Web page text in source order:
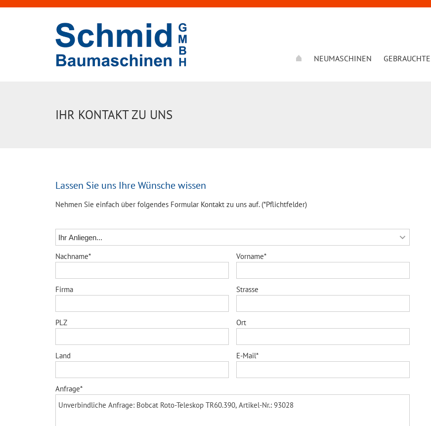
NEUMASCHINEN GEBRAUCHTE
IHR KONTAKT ZU UNS
Lassen Sie uns Ihre Wünsche wissen
Nehmen Sie einfach über folgendes Formular Kontakt zu uns auf. (*Pflichtfelder)
Nachname* Vorname*
Firma Strasse
PLZ Ort
Land E-Mail*
Anfrage*